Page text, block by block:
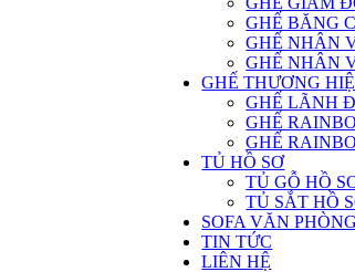
GHẾ BĂNG
GHẾ NHÂN
GHẾ NHÂN
GHẾ THƯƠNG
GHẾ LÃNH
GHẾ
GHẾ
TỦ HỒ SƠ
TỦ GỖ HỒ
TỦ SẮT HỒ
SOFA VĂN PHÒNG
TIN TỨC
LIÊN HỆ